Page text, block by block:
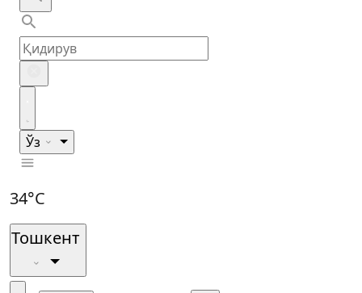
Ўз
34°C
Тошкент